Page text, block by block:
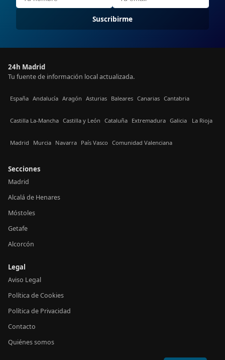
Suscribirme
24h Madrid
Tu fuente de información local actualizada.
España Andalucía Aragón Asturias Baleares Canarias Cantabria
Castilla La-Mancha Castilla y León Cataluña Extremadura Galicia La Rioja
Madrid Murcia Navarra País Vasco Comunidad Valenciana
Secciones
Madrid
Alcalá de Henares
Móstoles
Getafe
Alcorcón
Legal
Aviso Legal
Política de Cookies
Política de Privacidad
Contacto
Quiénes somos